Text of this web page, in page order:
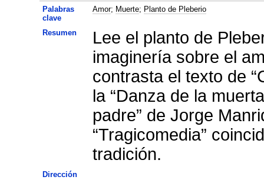
Palabras
clave
Amor; Muerte; Planto de Pleberio
Resumen
Lee el planto de
imaginería sobre el
contrasta el texto de
la “Danza de la
padre” de Jorge
“Tragicomedia”
tradición.
Dirección